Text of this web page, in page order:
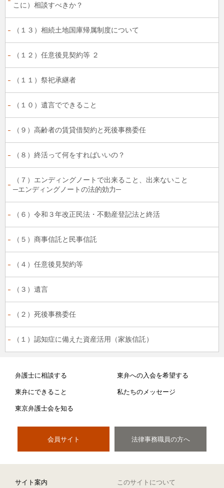
こに）相談すべきか？
（１３）相続土地国庫帰属制度について
（１２）任意後見契約等 ２
（１１）祭祀承継者
（１０）遺言でできること
（９）高齢者の賃貸借契約と死後事務委任
（８）終活って何をすればいいの？
（７）エンディングノートで出来ること、出来ないこと
─エンディングノートの法的効力─
（６）令和３年改正民法・不動産登記法と終活
（５）商事信託と民事信託
（４）任意後見契約等
（３）遺言
（２）死後事務委任
（１）認知症に備えた資産活用（家族信託）
弁護士に相談する 東弁への入会を希望する
東弁にできること 私たちのメッセージ
東京弁護士会を知る
会員サイト 法律事務職員の方へ
サイト案内
このサイトについて